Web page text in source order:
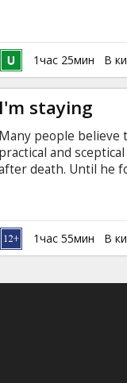
вместе с
романтиком,
прекрасный
штурвалом.
1час 25мин В
I'm staying
Many people believe
practical and
death. Until he
Tirsa, that life
has reasons to come
1час 55мин В